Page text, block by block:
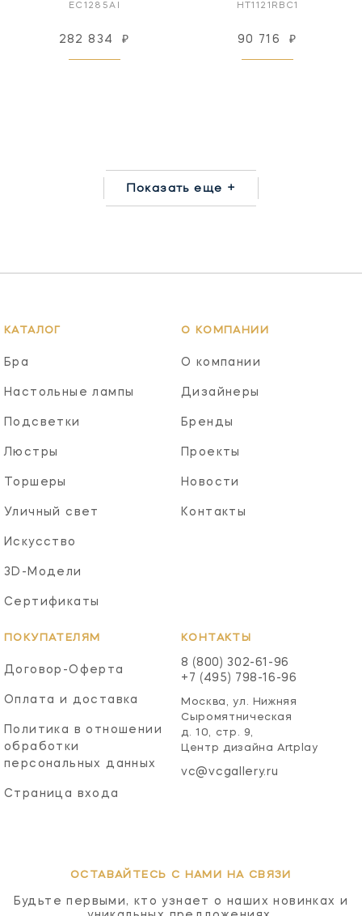
EC1285AI
282 834 ₽
HT1121RBC1
90 716 ₽
Показать еще +
КАТАЛОГ
Бра
Настольные лампы
Подсветки
Люстры
Торшеры
Уличный свет
Искусство
3D-Модели
Сертификаты
О КОМПАНИИ
О компании
Дизайнеры
Бренды
Проекты
Новости
Контакты
ПОКУПАТЕЛЯМ
Договор-Оферта
Оплата и доставка
Политика в отношении
обработки
персональных данных
Страница входа
КОНТАКТЫ
8 (800) 302-61-96
+7 (495) 798-16-96
Москва, ул. Нижняя
Сыромятническая
д. 10, стр. 9,
Центр дизайна Artplay
vc@vcgallery.ru
ОСТАВАЙТЕСЬ С НАМИ НА СВЯЗИ
Будьте первыми, кто узнает о наших новинках и